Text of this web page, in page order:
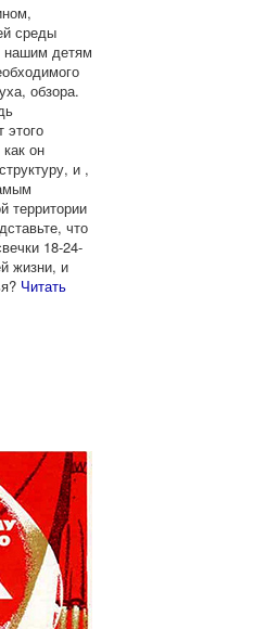
среды
нашим детям
обзора.
этого
он
и ,
территории
что
18-24-
жизни, и
Читать